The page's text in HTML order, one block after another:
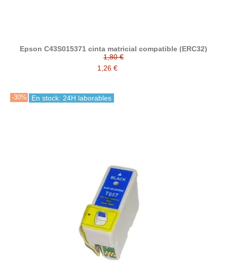
Epson C43S015371 cinta matricial compatible (ERC32)
1,80 €
1,26 €
-30% En stock: 24H laborables